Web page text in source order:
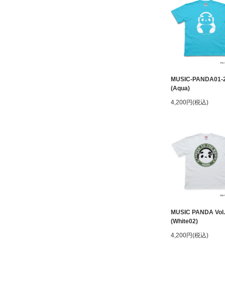
MUSIC-PANDA01-
(Aqua)
4,200円(税込)
MUSIC PANDA
(White02)
4,200円(税込)